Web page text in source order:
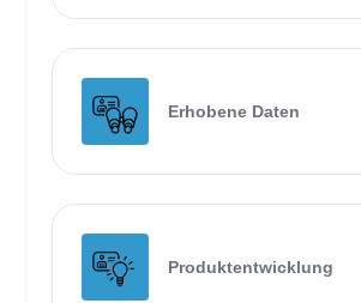
Erhobene Daten
Produktentwicklung